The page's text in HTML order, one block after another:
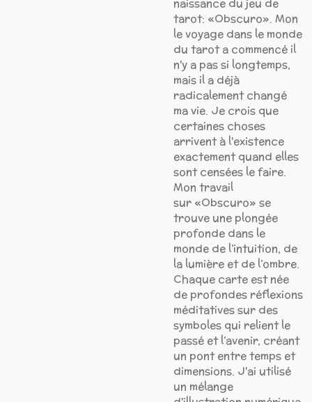
naissance du jeu de
tarot: «Obscuro». Mon
le voyage dans le monde
du tarot a commencé il
n'y a pas si longtemps,
mais il a déjà
radicalement changé
ma vie. Je crois que
certaines choses
arrivent à l'existence
exactement quand elles
sont censées le faire.
Mon travail
sur «Obscuro» se
trouve une plongée
profonde dans le
monde de l’intuition, de
la lumière et de l’ombre.
Chaque carte est née
de profondes réflexions
méditatives sur des
symboles qui relient le
passé et l’avenir, créant
un pont entre temps et
dimensions. J'ai utilisé
un mélange